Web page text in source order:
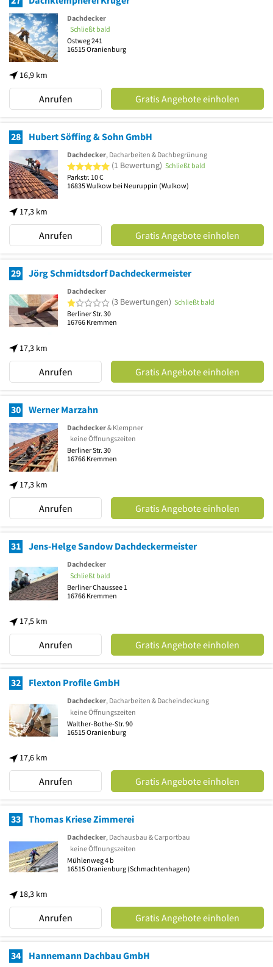
16,9 km
Dachdecker
Schließt bald
Ostweg 241
16515Oranienburg
Anrufen Gratis Angebote einholen
28 Hubert Söffing & Sohn GmbH
17,3 km
Dachdecker, Dacharbeiten & Dachbegrünung
5 von 5 Sternen
(1 Bewertung) Schließt bald
Parkstr. 10 C
16835Wulkow bei Neuruppin (Wulkow)
Anrufen Gratis Angebote einholen
29 Jörg Schmidtsdorf Dachdeckermeister
17,3 km
Dachdecker
1 von 5 Sternen
(3 Bewertungen) Schließt bald
Berliner Str. 30
16766 Kremmen
Anrufen Gratis Angebote einholen
30 Werner Marzahn
17,3 km
Dachdecker& Klempner
keine Öffnungszeiten
Berliner Str. 30
16766 Kremmen
Anrufen Gratis Angebote einholen
31 Jens-Helge Sandow Dachdeckermeister
17,5 km
Dachdecker
Schließt bald
Berliner Chaussee 1
16766 Kremmen
Anrufen Gratis Angebote einholen
32 Flexton Profile GmbH
17,6 km
Dachdecker, Dacharbeiten & Dacheindeckung
keine Öffnungszeiten
Walther-Bothe-Str. 90
16515Oranienburg
Anrufen Gratis Angebote einholen
33 Thomas Kriese Zimmerei
18,3 km
Dachdecker, Dachausbau & Carportbau
keine Öffnungszeiten
Mühlenweg 4 b
16515Oranienburg (Schmachtenhagen)
Anrufen Gratis Angebote einholen
34 Hannemann Dachbau GmbH